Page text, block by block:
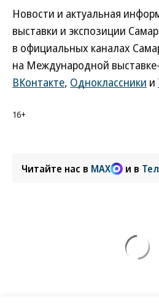
Новости и актуальная
выставки и экспозиции
в официальных каналах
на Международной
ВКонтакте, Одноклассники и
16+
Читайте нас в MAX и в